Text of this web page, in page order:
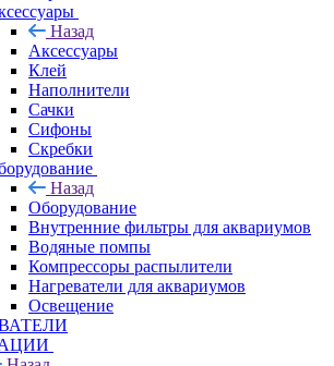
Назад
Аксессуары
Клей
Наполнители
Сачки
Сифоны
Скребки
Назад
Оборудование
Внутренние фильтры для аквариумов
Водяные помпы
Компрессоры распылители
Нагреватели для аквариумов
Освещение